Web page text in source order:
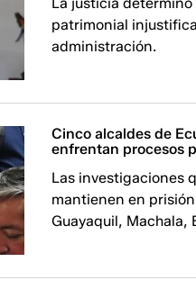
patrimonial
administración.
Cinco alcaldes de
enfrentan procesos
Las investigaciones
mantienen en
Guayaquil, Machala,